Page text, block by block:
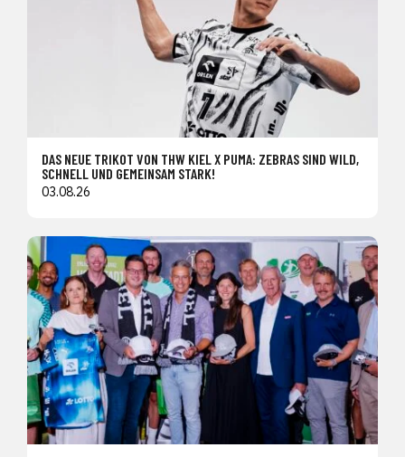
DAS NEUE TRIKOT VON THW KIEL X PUMA: ZEBRAS SIND WILD,
SCHNELL UND GEMEINSAM STARK!
03.08.26